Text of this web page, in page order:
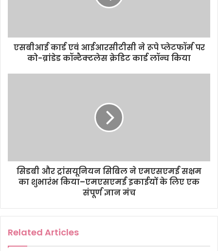
एसबीआई कार्ड एवं आईआरसीटीसी ने रूपे प्लेटफॉर्म पर
को-ब्रांडेड कॉन्टैक्टलेस क्रेडिट कार्ड लॉन्च किया
सिडबी और ट्रांसयूनियन सिबिल ने एमएसएमई सक्षम
का शुभारंभ किया–एमएसएमई इकाईयों के लिए एक
संपूर्ण ज्ञान मंच
Related Articles